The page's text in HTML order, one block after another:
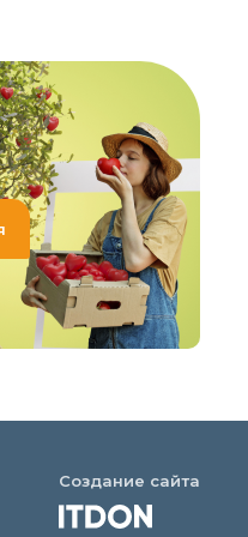
Создание сайта